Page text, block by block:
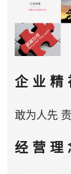
企 业 精
敢为人先
经 营 理